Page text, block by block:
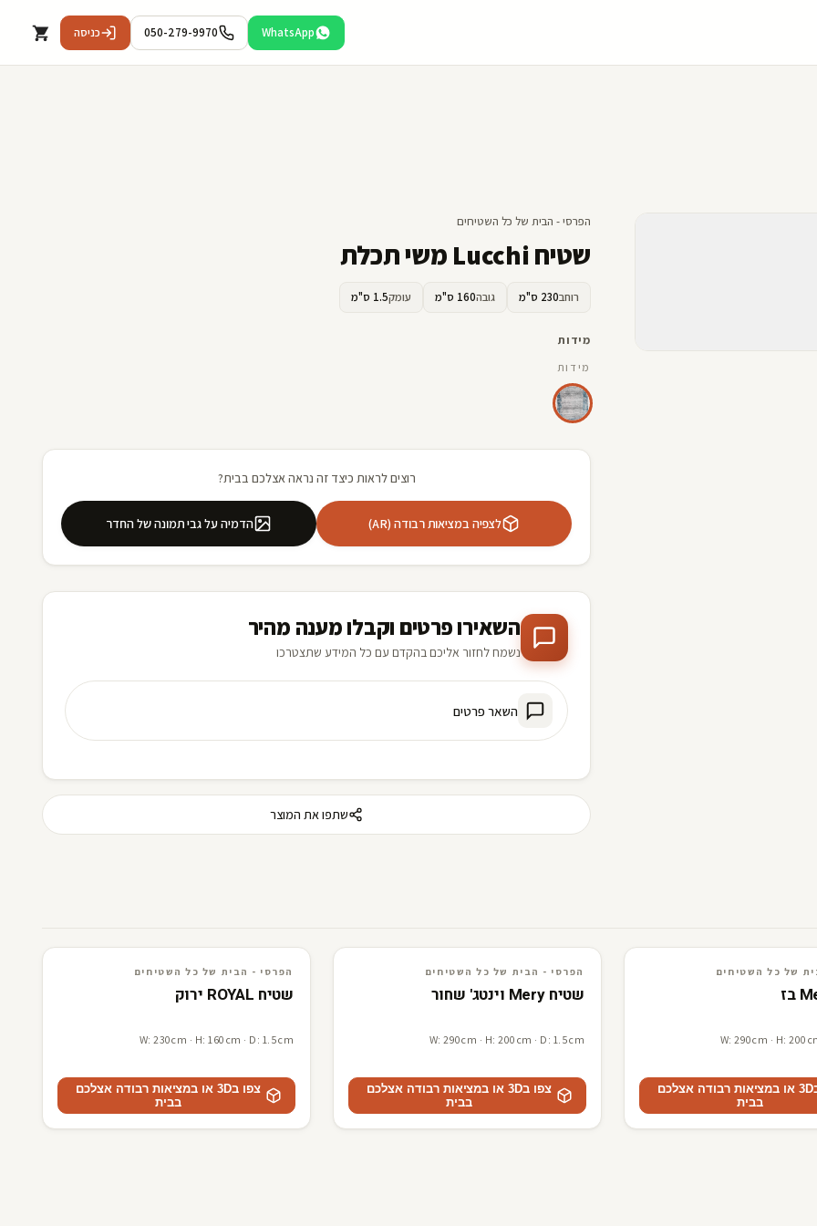
WhatsApp
050-279-9970 כניסה
הפרסי - הבית של כל השטיחים
שטיח Lucchi משי תכלת
רוחב230 ס"מ גובה160 ס"מ עומק1.5 ס"מ
מידות
מידות
רוצים לראות כיצד זה נראה אצלכם בבית?
לצפיה במציאות רבודה (AR) הדמיה על גבי תמונה של החדר
השאירו פרטים וקבלו מענה מהיר
נשמח לחזור אליכם בהקדם עם כל המידע שתצטרכו
השאר פרטים
שתפו את המוצר
של כל השטיחים
W: 290cm · H:
צפו ב3D או במציאות רבודה אצלכם
בבית
3D · AR הפרסי - הבית של כל השטיחים
הפרסי - הבית של כל השטיחים
שטיח Mery וינטג' שחור
W: 290cm · H: 200cm · D: 1.5cm
צפו ב3D או במציאות רבודה אצלכם
בבית
3D · AR הפרסי - הבית של כל השטיחים
הפרסי - הבית של כל השטיחים
שטיח ROYAL ירוק
W: 230cm · H: 160cm · D: 1.5cm
צפו ב3D או במציאות רבודה אצלכם
בבית